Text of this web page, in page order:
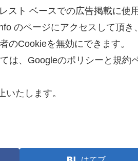
スト ベースでの広告掲載に使
のページにアクセスして頂き
のCookieを無効にできます。
は、Googleのポリシーと規約
たします。